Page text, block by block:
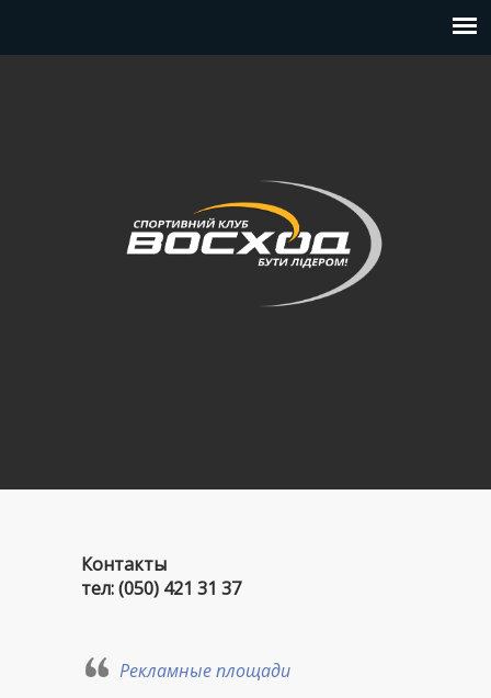
Контакты
тел: (050) 421 31 37
Рекламные площади